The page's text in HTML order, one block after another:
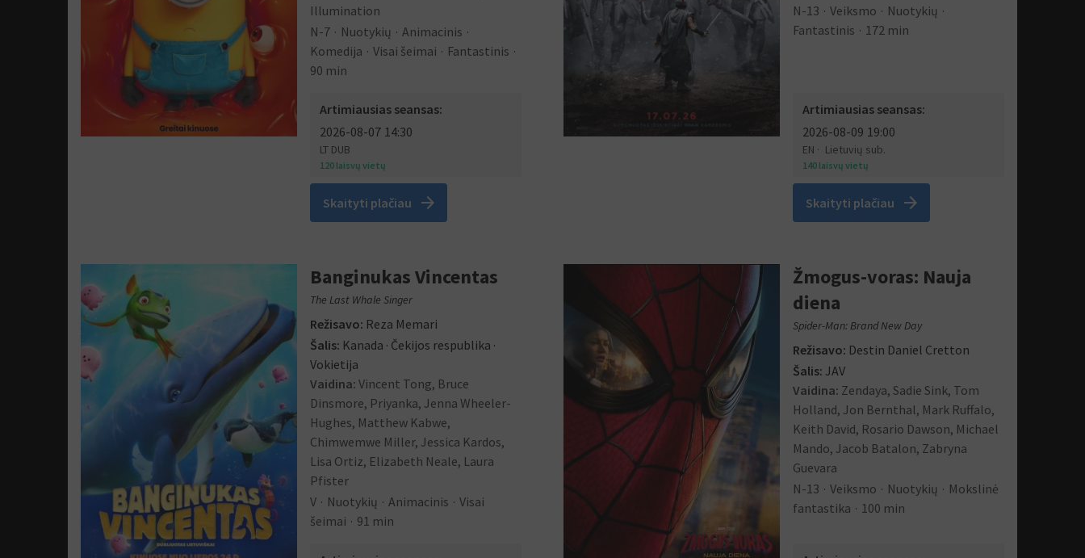
Illumination
N-7
Nuotykių
Animacinis
Komedija
Visai šeimai
Fantastinis
90 min
Artimiausias seansas:
2026-08-07 14:30
LT DUB
120 laisvų vietų
Skaityti plačiau arrow_forward
N-13
Veiksmo
Nuotykių
Fantastinis
172 min
Artimiausias seansas:
2026-08-09 19:00
EN Lietuvių sub.
140 laisvų vietų
Skaityti plačiau arrow_forward
Banginukas Vincentas
The Last Whale Singer
Režisavo: Reza Memari
Šalis: Kanada · Čekijos respublika ·
Vokietija
Vaidina: Vincent Tong, Bruce
Dinsmore, Priyanka, Jenna Wheeler-
Hughes, Matthew Kabwe,
Chimwemwe Miller, Jessica Kardos,
Lisa Ortiz, Elizabeth Neale, Laura
Pfister
V
Nuotykių Animacinis
Visai
šeimai
91 min
Žmogus-voras: Nauja
diena
Spider-Man: Brand New Day
Režisavo: Destin Daniel Cretton
Šalis: JAV
Vaidina: Zendaya, Sadie Sink, Tom
Holland, Jon Bernthal, Mark Ruffalo,
Keith David, Rosario Dawson, Michael
Mando, Jacob Batalon, Zabryna
Guevara
N-13
Veiksmo Nuotykių
Mokslinė
fantastika
100 min